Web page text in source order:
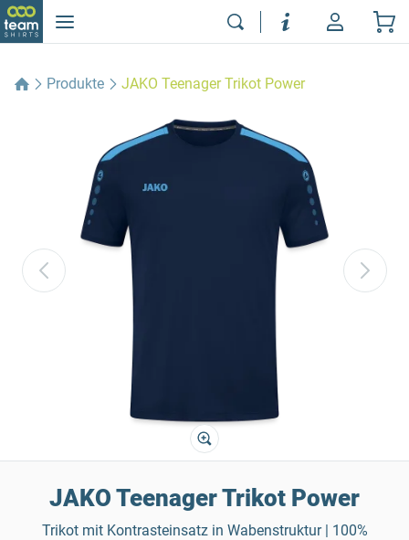
Produkte JAKO Teenager Trikot Power
JAKO Teenager Trikot Power
Trikot mit Kontrasteinsatz in Wabenstruktur | 100%